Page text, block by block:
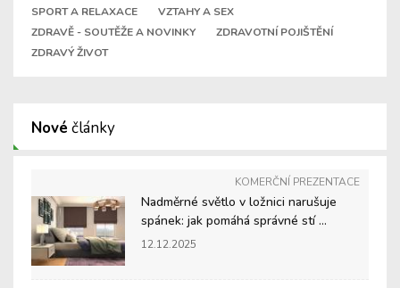
SPORT A RELAXACE
VZTAHY A SEX
ZDRAVĚ - SOUTĚŽE A NOVINKY
ZDRAVOTNÍ POJIŠTĚNÍ
ZDRAVÝ ŽIVOT
Nové články
KOMERČNÍ PREZENTACE
Nadměrné světlo v ložnici narušuje
spánek: jak pomáhá správné stí ...
12.12.2025